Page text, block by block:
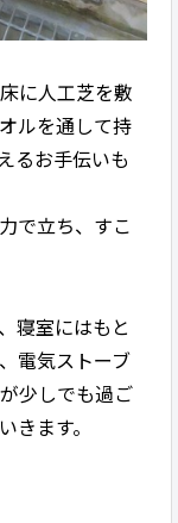
に人工芝を敷
ルを通して持
るお手伝いも
で立ち、すこ
寝室にはもと
電気ストーブ
少しでも過ご
きます。